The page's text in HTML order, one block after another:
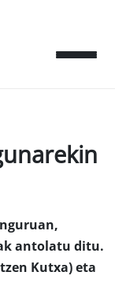
antolatu ditu.
Kutxa) eta